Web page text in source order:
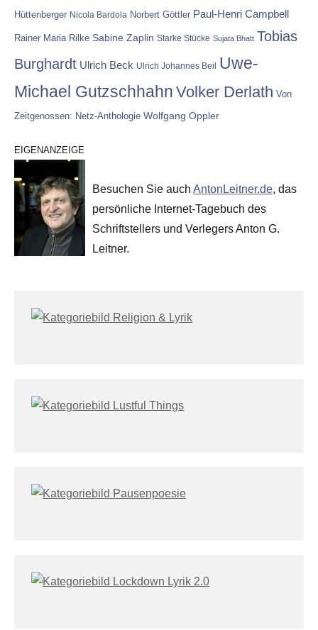
Hüttenberger Nicola Bardola Norbert Göttler Paul-Henri Campbell
Rainer Maria Rilke Sabine Zaplin Starke Stücke Sujata Bhatt Tobias
Burghardt Ulrich Beck Ulrich Johannes Beil Uwe-
Michael Gutzschhahn Volker Derlath Von
Zeitgenossen: Netz-Anthologie Wolfgang Oppler
EIGENANZEIGE
Besuchen Sie auch AntonLeitner.de, das
persönliche Internet-Tagebuch des
Schriftstellers und Verlegers Anton G.
Leitner.